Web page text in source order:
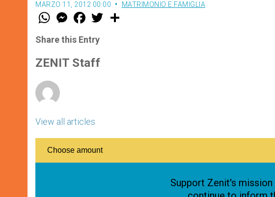
MARZO 11, 2012 00:00 MATRIMONIO E FAMIGLIA
W
t
s
p
p
M
e
s
e
g
e
F
a
e
b
o
k
w
Share this Entry
ZENIT Staff
View all articles